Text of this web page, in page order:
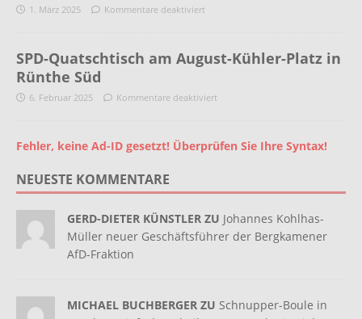
1. März 2025 Kommentare deaktiviert
SPD-Quatschtisch am August-Kühler-Platz in
Rünthe Süd
6. Februar 2025 Kommentare deaktiviert
Fehler, keine Ad-ID gesetzt! Überprüfen Sie Ihre Syntax!
NEUESTE KOMMENTARE
GERD-DIETER KÜNSTLER ZU Johannes Kohlhas-
Müller neuer Geschäftsführer der Bergkamener
AfD-Fraktion
MICHAEL BUCHBERGER ZU Schnupper-Boule in